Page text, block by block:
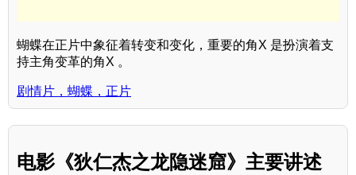
蝴蝶在正片中象征着转变和变化，重要的角X 是扮演着支
持主角变革的角X 。
剧情片，蝴蝶，正片
电影《狄仁杰之龙隐迷窟》主要讲述